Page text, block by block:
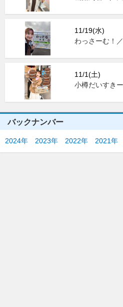
11/19(水)
わっさーむ！
11/1(土)
小樽だいすき
バックナンバー
2024年 2023年 2022年 2021年